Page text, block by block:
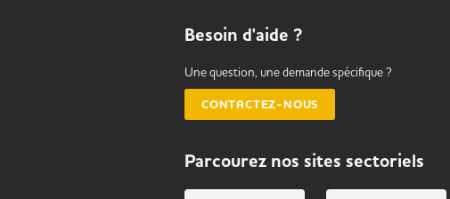
Besoin d'aide ?
Une question, une demande spécifique ?
CONTACTEZ-NOUS
Parcourez nos sites sectoriels